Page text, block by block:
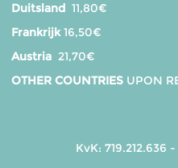
Duitsland 11,80€
Frankrijk16,50€
Austria21,70€
OTHER COUNTRIESUPON
KvK: 719.212.636